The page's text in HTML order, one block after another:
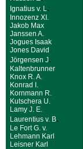
Ignatius v. L.
Innozenz XI.
Jakob Max
Janssen A.
Jogues Isaak
Jones David
Jörgensen J.
Kaltenbrunner
Knox R. A.
Konrad I.
Kornmann R.
Kutschera U.
Lamy J. E.
Laurentius v. B.
Le Fort G. v.
Lehmann Karl
Leisner Karl